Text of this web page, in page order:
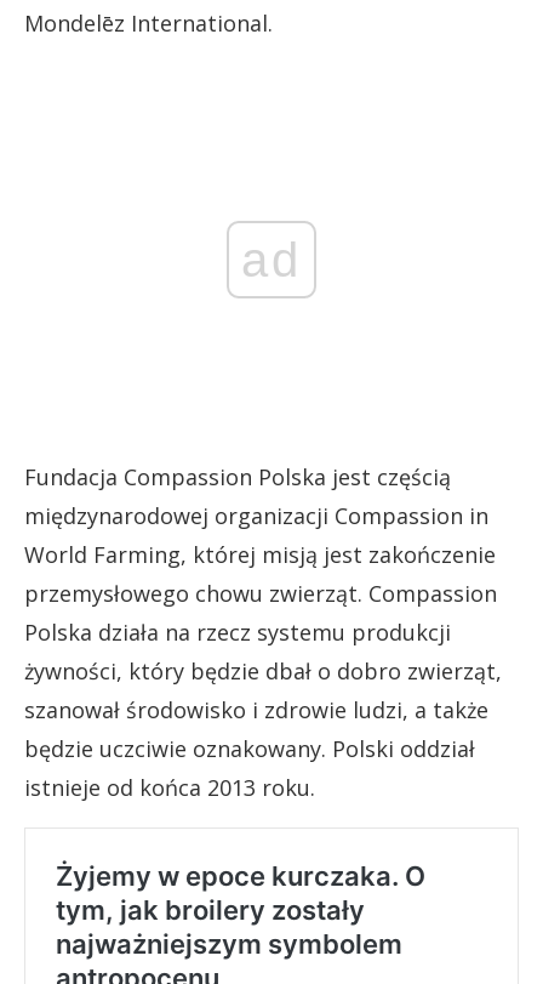
Mondelēz International.
ad
Fundacja Compassion Polska jest częścią
międzynarodowej organizacji Compassion in
World Farming, której misją jest zakończenie
przemysłowego chowu zwierząt. Compassion
Polska działa na rzecz systemu produkcji
żywności, który będzie dbał o dobro zwierząt,
szanował środowisko i zdrowie ludzi, a także
będzie uczciwie oznakowany. Polski oddział
istnieje od końca 2013 roku.